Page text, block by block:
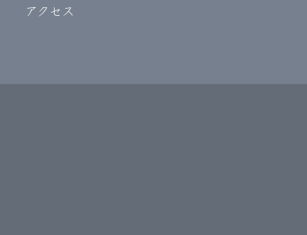
アクセス